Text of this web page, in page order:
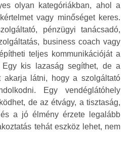
olyan kategóriákban, ahol a
vagy minőséget keres.
pénzügyi tanácsadó,
business coach vagy
teljes kommunikációját a
Egy kis lazaság segíthet, de a
akarja látni, hogy a szolgáltató
Egy vendéglátóhely
de az étvágy, a tisztaság,
a jó élmény érzete legalább
tehát eszköz lehet, nem